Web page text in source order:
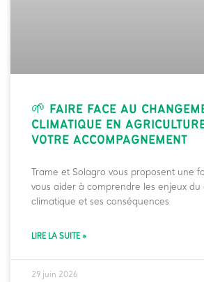
🌱 FAIRE FACE AU
CLIMATIQUE EN
VOTRE ACCOMPAGNEMENT
Trame et Solagro vous proposent une
vous aider à comprendre les enjeux du
climatique et ses conséquences
LIRE LA SUITE »
29 juin 2026